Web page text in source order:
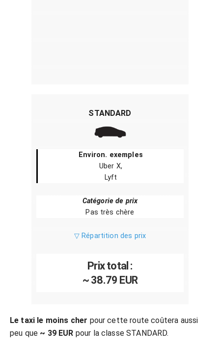
STANDARD
Environ. exemples
Uber X,
Lyft
Catégorie de prix
Pas très chère
▽ Répartition des prix
Prix total :
~ 38.79 EUR
Le taxi le moins cher pour cette route coûtera aussi
peu que ~ 39 EUR pour la classe STANDARD.